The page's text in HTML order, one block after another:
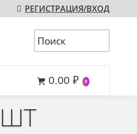
РЕГИСТРАЦИЯ/ВХОД
0.00 ₽ 0